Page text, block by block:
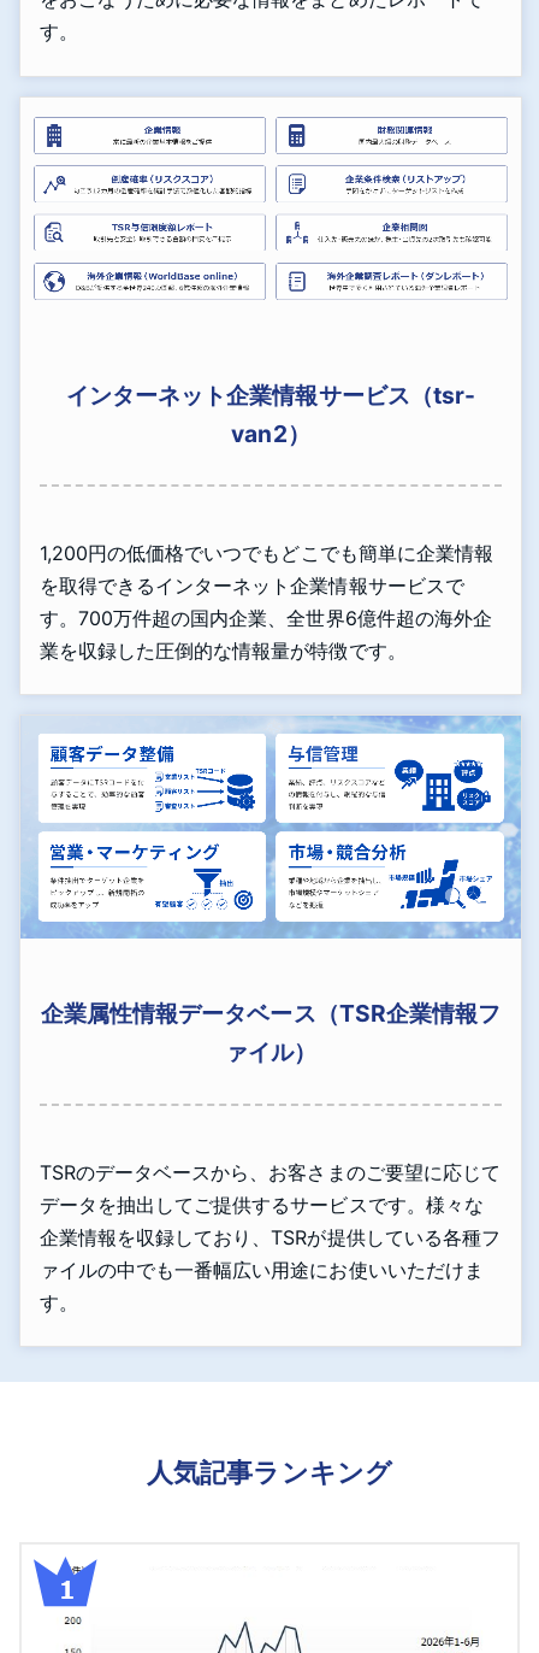
す。
インターネット企業情報サービス（tsr-
van2）
1,200円の低価格でいつでもどこでも簡単に企業情報
を取得できるインターネット企業情報サービスで
す。700万件超の国内企業、全世界6億件超の海外企
業を収録した圧倒的な情報量が特徴です。
企業属性情報データベース（TSR企業情報フ
ァイル）
TSRのデータベースから、お客さまのご要望に応じて
データを抽出してご提供するサービスです。様々な
企業情報を収録しており、TSRが提供している各種フ
ァイルの中でも一番幅広い用途にお使いいただけま
す。
人気記事ランキング